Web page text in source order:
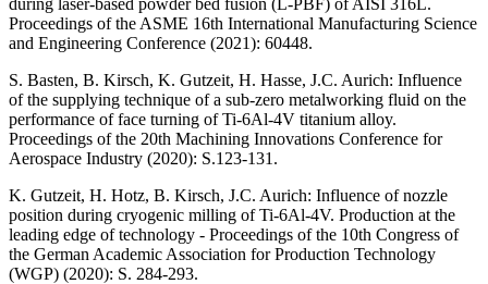
Proceedings of the ASME 16th International Manufacturing Science
and Engineering Conference (2021): 60448.
S. Basten, B. Kirsch, K. Gutzeit, H. Hasse, J.C. Aurich: Influence
of the supplying technique of a sub-zero metalworking fluid on the
performance of face turning of Ti-6Al-4V titanium alloy.
Proceedings of the 20th Machining Innovations Conference for
Aerospace Industry (2020): S.123-131.
K. Gutzeit, H. Hotz, B. Kirsch, J.C. Aurich: Influence of nozzle
position during cryogenic milling of Ti-6Al-4V. Production at the
leading edge of technology - Proceedings of the 10th Congress of
the German Academic Association for Production Technology
(WGP) (2020): S. 284-293.